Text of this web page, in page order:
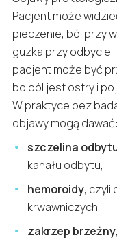
Pacjent może
pieczenie, ból przy
guzka przy odbycie i
pacjent może być
bo ból jest ostry i
W praktyce bez
objawy mogą dawać:
szczelina
kanału odbytu,
hemoroidy, czyli
krwawniczych,
zakrzep brzeżny